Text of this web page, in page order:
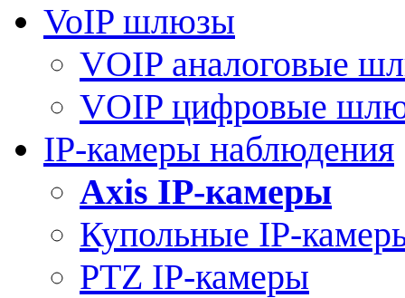
VoIP шлюзы
VOIP аналоговые
VOIP цифровые
IP-камеры наблюдения
Axis IP-камеры
Купольные IP-
PTZ IP-камеры